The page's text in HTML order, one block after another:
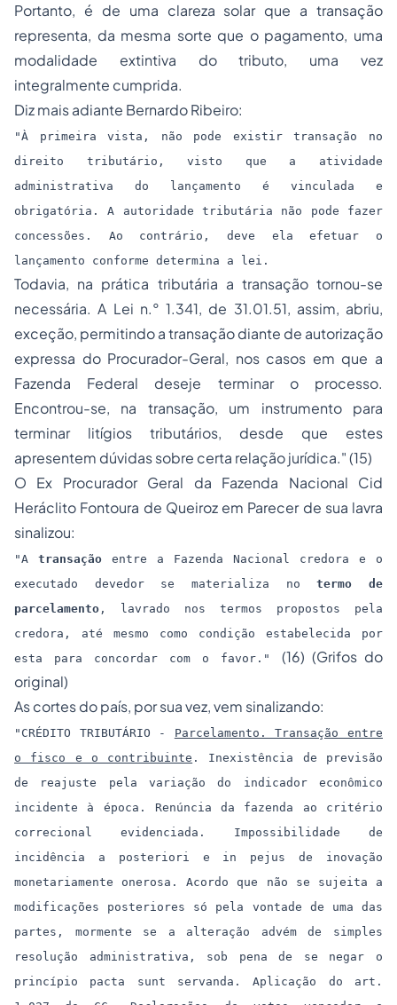
Portanto, é de uma clareza solar que a transação
representa, da mesma sorte que o pagamento, uma
modalidade extintiva do tributo, uma vez
integralmente cumprida.
Diz mais adiante Bernardo Ribeiro:
"À primeira vista, não pode existir transação no
direito tributário, visto que a atividade
administrativa do lançamento é vinculada e
obrigatória. A autoridade tributária não pode fazer
concessões. Ao contrário, deve ela efetuar o
lançamento conforme determina a lei.
Todavia, na prática tributária a transação tornou-se
necessária. A Lei n.° 1.341, de 31.01.51, assim, abriu,
exceção, permitindo a transação diante de autorização
expressa do Procurador-Geral, nos casos em que a
Fazenda Federal deseje terminar o processo.
Encontrou-se, na transação, um instrumento para
terminar litígios tributários, desde que estes
apresentem dúvidas sobre certa relação jurídica." (15)
O Ex Procurador Geral da Fazenda Nacional Cid
Heráclito Fontoura de Queiroz em Parecer de sua lavra
sinalizou:
"A transação entre a Fazenda Nacional credora e o
executado devedor se materializa notermo de
parcelamento , lavrado nos termos propostos pela
credora, até mesmo como condição estabelecida por
esta para concordar com o favor." (16) (Grifos do
original)
As cortes do país, por sua vez, vem sinalizando:
"CRÉDITO TRIBUTÁRIO - Parcelamento. Transação entre
o fisco e o contribuinte . Inexistência de previsão
de reajuste pela variação do indicador econômico
incidente à época. Renúncia da fazenda ao critério
correcional evidenciada. Impossibilidade de
incidência a posteriori e in pejus de inovação
monetariamente onerosa. Acordo que não se sujeita a
modificações posteriores só pela vontade de uma das
partes, mormente se a alteração advém de simples
resolução administrativa, sob pena de se negar o
princípio pacta sunt servanda. Aplicação do art.